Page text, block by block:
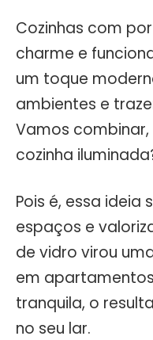
Cozinhas com
charme e
um toque
ambientes e
Vamos
cozinha
Pois é, essa ideia
espaços e
de vidro virou
em
tranquila, o
no seu lar.